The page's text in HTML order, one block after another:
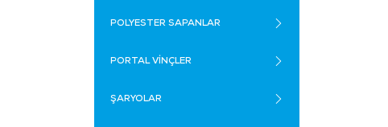
POLYESTER SAPANLAR
PORTAL VİNÇLER
ŞARYOLAR